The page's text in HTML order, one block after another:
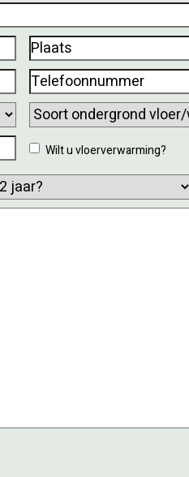
Plaats(Vereist)
Telefoonnummer(Vereist)
Soort
ondergrond
vloer/wand?
Wilt
vloerverwarming?
Wilt u vloerverwarming?